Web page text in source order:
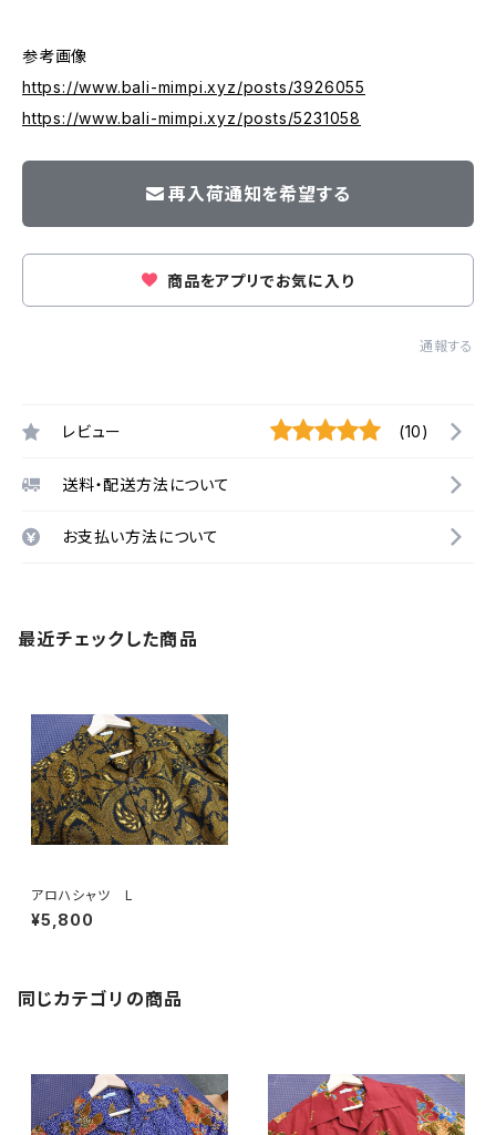
参考画像
https://www.bali-mimpi.xyz/posts/3926055
https://www.bali-mimpi.xyz/posts/5231058
再入荷通知を希望する
商品をアプリでお気に入り
通報する
レビュー (10)
送料・配送方法について
お支払い方法について
最近チェックした商品
アロハシャツ L
¥5,800
同じカテゴリの商品